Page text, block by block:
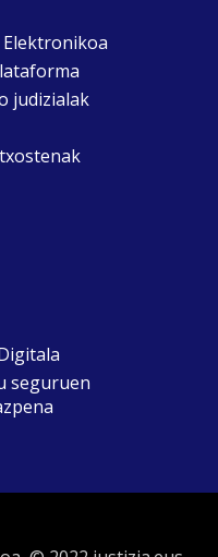
judizialak
seguruen